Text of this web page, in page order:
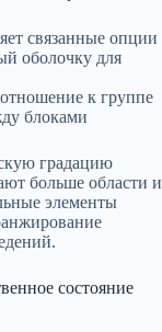
связанные опции
оболочку для
к группе
блоками
градацию
больше области и
элементы
состояние